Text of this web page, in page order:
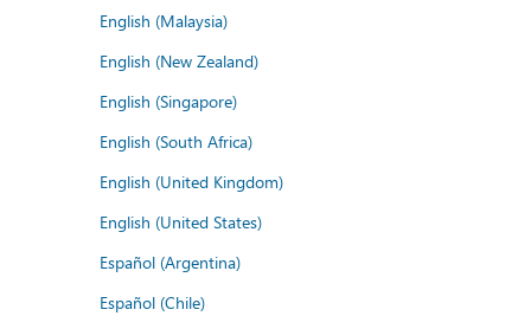
English (Malaysia)
English (New Zealand)
English (Singapore)
English (South Africa)
English (United Kingdom)
English (United States)
Español (Argentina)
Español (Chile)